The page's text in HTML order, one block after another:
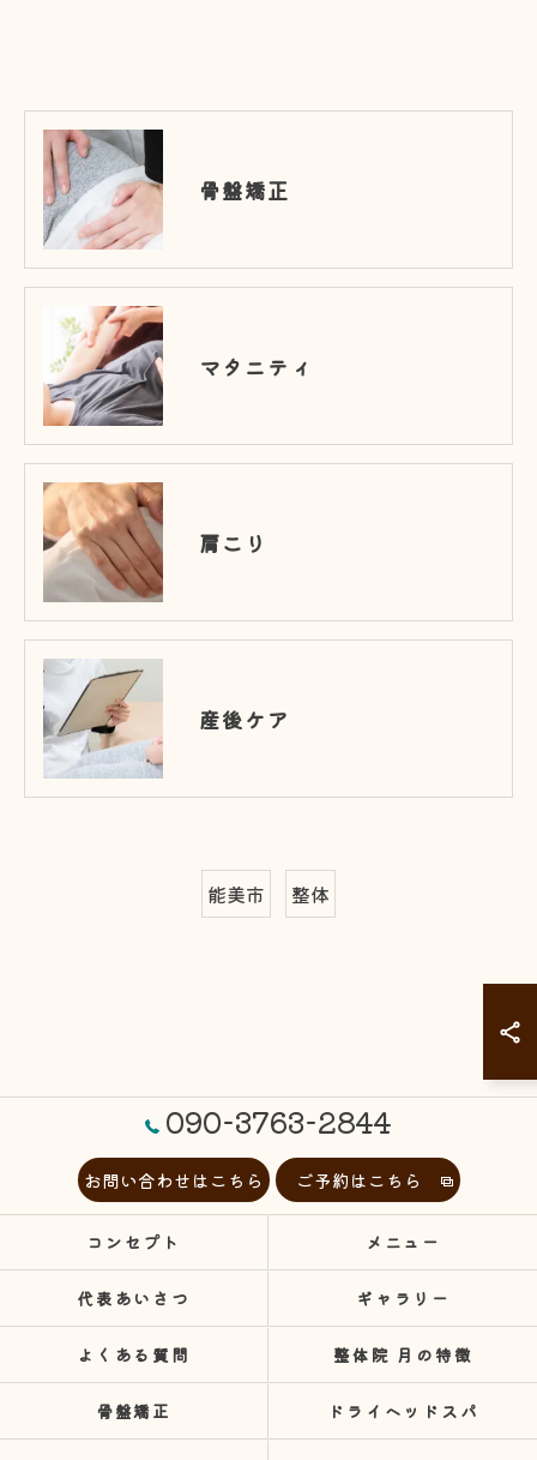
骨盤矯正
マタニティ
肩こり
産後ケア
能美市 整体
090-3763-2844
お問い合わせはこちら ご予約はこちら
コンセプト メニュー
代表あいさつ ギャラリー
よくある質問 整体院 月の特徴
骨盤矯正 ドライヘッドスパ